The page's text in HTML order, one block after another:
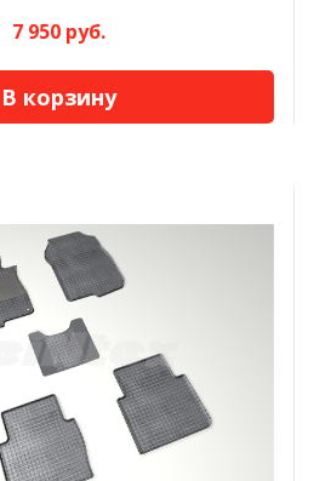
7 950 руб.
В корзину